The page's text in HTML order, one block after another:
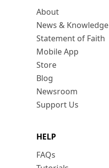
About
News & Knowledge
Statement of Faith
Mobile App
Store
Blog
Newsroom
Support Us
HELP
FAQs